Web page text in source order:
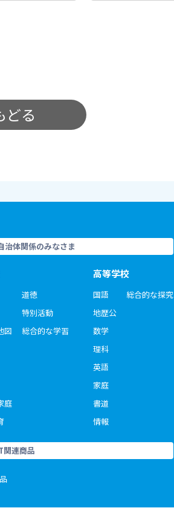
どる
治体関係のみなさま
図
庭
道徳
特別活動
総合的な学習
高等学校
国語
地歴公
数学
理科
英語
家庭
書道
情報
総合的な探究
関連商品